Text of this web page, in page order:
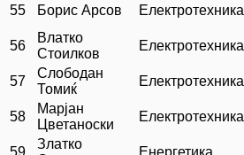
55
Борис Арсов Електротехника
56
Влатко
Стоилков
Електротехника
57
Слободан
Томиќ
Електротехника
58
Марјан
Цветаноски
Електротехника
59
Златко
Енергетика